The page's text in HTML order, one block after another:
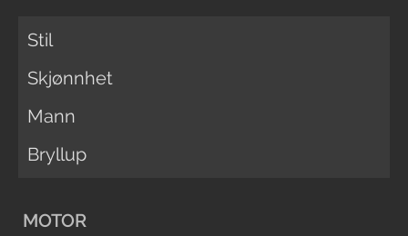
Stil
Skjønnhet
Mann
Bryllup
MOTOR